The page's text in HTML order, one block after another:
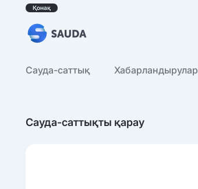
Қонақ
Сауда-саттық Хабарландырулар
Сауда-саттықты қарау